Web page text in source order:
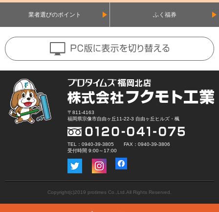
業者選びのポイント ふく福券
〒811-4163
福岡県宗像市自由ヶ丘11-22-3 自由ヶ丘ヒルズ・楓
TEL：0940-39-3805 FAX：0940-39-3806
受付時間 9:00～17:00
Copyright(c)2019 protimes Co.,Ltd.All Rights Reserved.